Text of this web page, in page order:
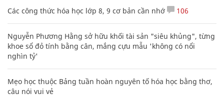
Các công thức hóa học lớp 8, 9 cơ bản cần nhớ 106
Nguyễn Phương Hằng sở hữu khối tài sản "siêu khủng", từng
khoe sổ đỏ tính bằng cân, mắng cựu mẫu 'không có nổi
nghìn tỷ'
Mẹo học thuộc Bảng tuần hoàn nguyên tố hóa học bằng thơ,
câu nói vui vẻ